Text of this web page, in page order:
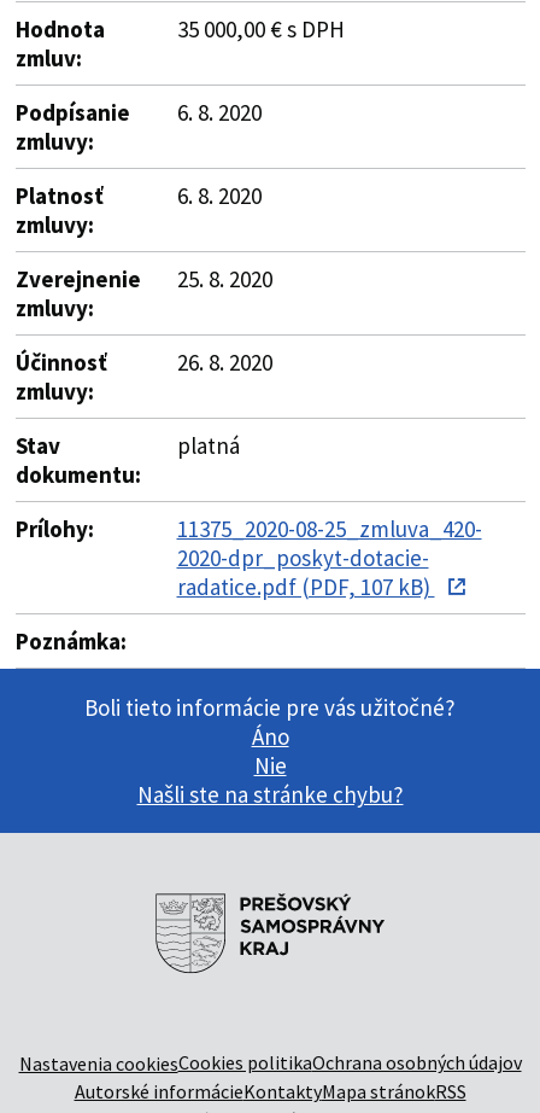
Hodnota
zmluv:
35 000,00 € s DPH
Podpísanie
zmluvy:
6. 8. 2020
Platnosť
zmluvy:
6. 8. 2020
Zverejnenie
zmluvy:
25. 8. 2020
Účinnosť
zmluvy:
26. 8. 2020
Stav
dokumentu:
platná
Prílohy:
11375_2020-08-25_zmluva_420-
2020-dpr_poskyt-dotacie-
radatice.pdf (PDF, 107 kB)
Poznámka:
Boli tieto informácie pre vás užitočné?
Áno
Nie
Našli ste na stránke chybu?
Nastavenia cookiesCookies politikaOchrana osobných údajov
Autorské informácieKontaktyMapa stránokRSS